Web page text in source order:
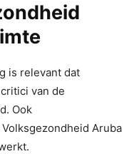
is relevant dat
van de
Ook
Aruba